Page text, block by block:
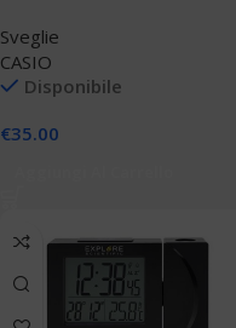
Sveglie
CASIO
Disponibile
€35.00